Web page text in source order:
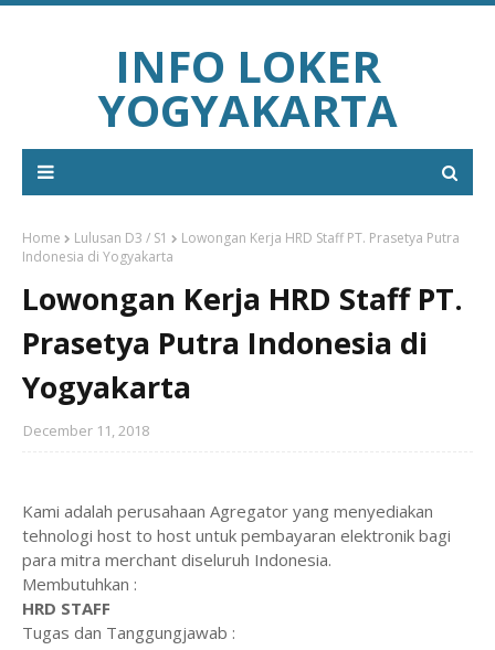
INFO LOKER
YOGYAKARTA
Home Lulusan D3 / S1
Lowongan Kerja HRD Staff PT. Prasetya Putra
Indonesia di Yogyakarta
Lowongan Kerja HRD Staff PT.
Prasetya Putra Indonesia di
Yogyakarta
December 11, 2018
Kami adalah perusahaan Agregator yang menyediakan
tehnologi host to host untuk pembayaran elektronik bagi
para mitra merchant diseluruh Indonesia.
Membutuhkan :
HRD STAFF
Tugas dan Tanggungjawab :